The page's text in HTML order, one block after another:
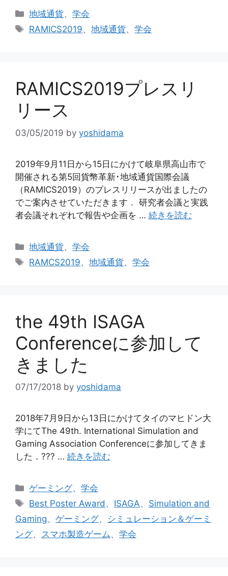
カ
テ
地域通貨、学会
タ
RAMICS2019、地域通貨、学会
RAMICS2019プレスリ
リース
03/05/2019 by yoshidama
2019年9月11日から15日にかけて岐阜県高山市で
開催される第5回貨幣革新･地域通貨国際会議
（RAMICS2019）のプレスリリースが出ましたの
でご案内させていただきます． 研究者会議と実践
者会議それぞれで報告や企画を … 続きを読む
カ
テ
地域通貨、学会
タ
RAMCS2019、地域通貨、学会
the 49th ISAGA
Conferenceに参加して
きました
07/17/2018 by yoshidama
2018年7月9日から13日にかけてタイのマヒドン大
学にてThe 49th. International Simulation and
Gaming Association Conferenceに参加してきま
した．??? … 続きを読む
カ
テ
リ
ー
ゲーミング、学会
タ
グ
Best Poster Award 、 ISAGA、 Simulation and
Gaming、 ゲーミング、 シミュレーション＆ゲーミ
ング、 スマホ製造ゲーム、 学会